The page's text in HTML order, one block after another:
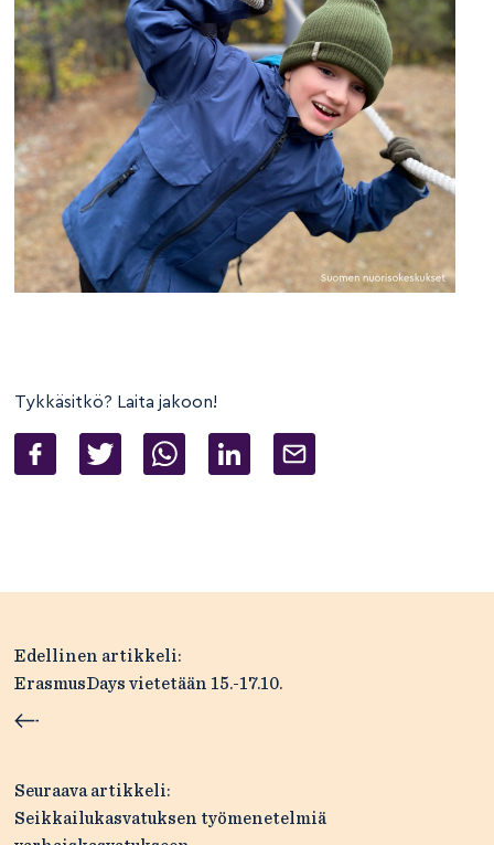
Tykkäsitkö? Laita jakoon!
Artikkelien
selaus
Edellinen artikkeli:
ErasmusDays vietetään 15.-17.10.
Seuraava artikkeli:
Seikkailukasvatuksen työmenetelmiä